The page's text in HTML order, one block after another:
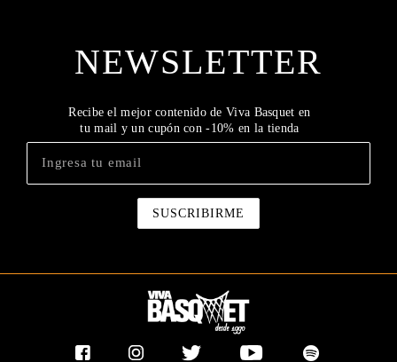
NEWSLETTER
Recibe el mejor contenido de Viva Basquet en
tu mail y un cupón con -10% en la tienda